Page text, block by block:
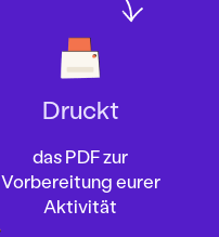
Druckt
das PDF zur
Vorbereitung eurer
Aktivität